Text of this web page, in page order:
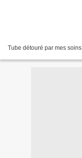
Tube détouré par mes soins